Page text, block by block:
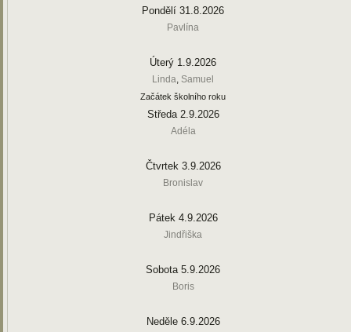
Pondělí 31.8.2026
Pavlína
Úterý 1.9.2026
Linda, Samuel
Začátek školního roku
Středa 2.9.2026
Adéla
Čtvrtek 3.9.2026
Bronislav
Pátek 4.9.2026
Jindřiška
Sobota 5.9.2026
Boris
Neděle 6.9.2026